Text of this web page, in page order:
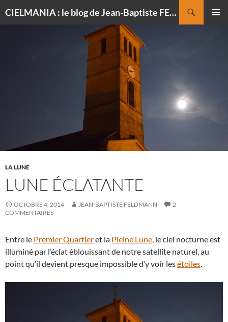
CIELMANIA : le blog de Jean-Baptiste FELDMANN, photographe du ciel
LA LUNE
LUNE ÉCLATANTE
OCTOBRE 4, 2014 JEAN-BAPTISTE FELDMANN
2
COMMENTAIRES
Entre le Premier Quartieret la Pleine Lune, le ciel nocturne est
illuminé par l’éclat éblouissant de notre satellite naturel, au
point qu’il devient presque impossible d’y voir lesétoiles.